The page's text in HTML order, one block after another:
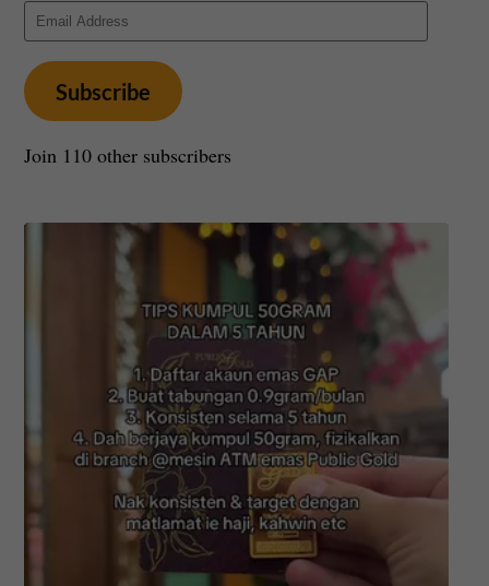
Email
Address
Subscribe
Join 110 other subscribers